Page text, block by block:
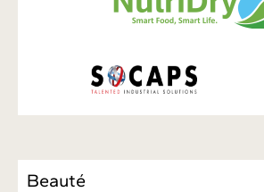
Beauté